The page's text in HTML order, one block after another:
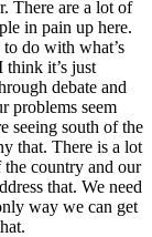
There are a lot of
in pain up here.
do with what’s
it’s just
debate and
problems seem
seeing south of the
that. There is a lot
country and our
that. We need
way we can get